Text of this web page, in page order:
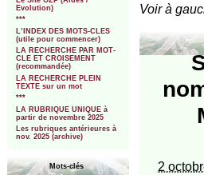
Evolution)
***
L’INDEX DES MOTS-CLES
(utile pour commencer)
LA RECHERCHE PAR MOT-
CLE ET CROISEMENT
(recommandée)
LA RECHERCHE PLEIN
TEXTE sur un mot
***
LA RUBRIQUE UNIQUE à
partir de novembre 2025
Les rubriques antérieures à
nov. 2025 (archive)
Mots-clés
Voir à
2